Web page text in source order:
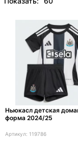
Ньюкасл детская
форма 2024/25
119786